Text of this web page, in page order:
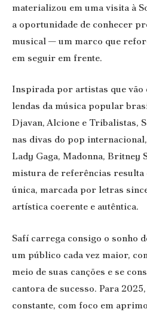
materializou em uma visita à
a oportunidade de conhecer
musical — um marco que
em seguir em frente.
Inspirada por artistas que vão
lendas da música popular
Djavan, Alcione e Tribalistas,
nas divas do pop
Lady Gaga, Madonna, Britney
mistura de referências resulta
única, marcada por letras
artística coerente e autêntica.
Safí carrega consigo o sonho
um público cada vez maior,
meio de suas canções e se
cantora de sucesso. Para
constante, com foco em